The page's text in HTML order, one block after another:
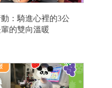
動：騎進心裡的3公
的雙向溫暖